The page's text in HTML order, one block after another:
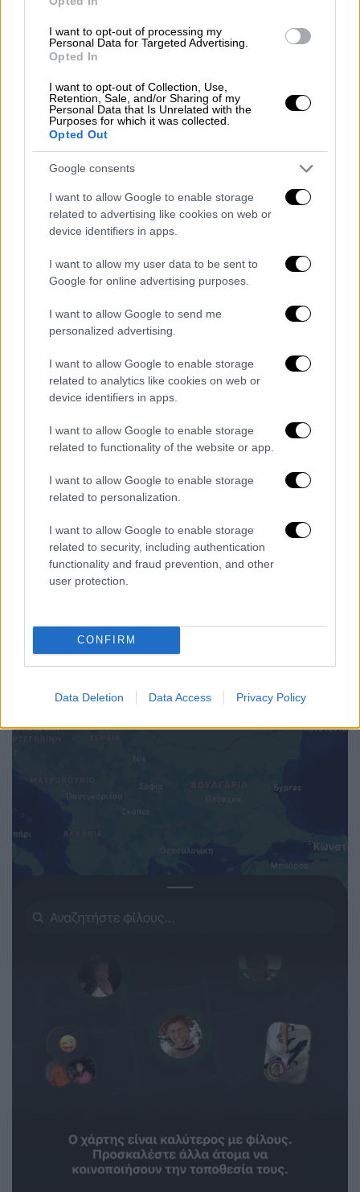
I want to opt-out of processing my
Personal Data for Targeted Advertising.
Opted In
I want to opt-out of Collection, Use,
Retention, Sale, and/or Sharing of my
Personal Data that Is Unrelated with the
Purposes for which it was collected.
Opted Out
Google consents
I want to allow Google to enable storage
related to advertising like cookies on web or
device identifiers in apps.
I want to allow my user data to be sent to
Google for online advertising purposes.
I want to allow Google to send me
personalized advertising.
I want to allow Google to enable storage
related to analytics like cookies on web or
device identifiers in apps.
I want to allow Google to enable storage
related to functionality of the website or app.
I want to allow Google to enable storage
related to personalization.
I want to allow Google to enable storage
related to security, including authentication
functionality and fraud prevention, and other
user protection.
CONFIRM
Data Deletion Data Access Privacy Policy
Πώς «φαίνεται» η νέα λειτουργία του Instagram
» ισχύει και σε αυτό το
νέο χαρακτηριστικό. Εάν εξακολουθείτε να
μη βλέπετεστην εφαρμογή το ειδικό μενού
με το χάρτη, ελέγξτε εάν η εφαρμογή του
δοκιμάστε εκ νέουαργότερα.